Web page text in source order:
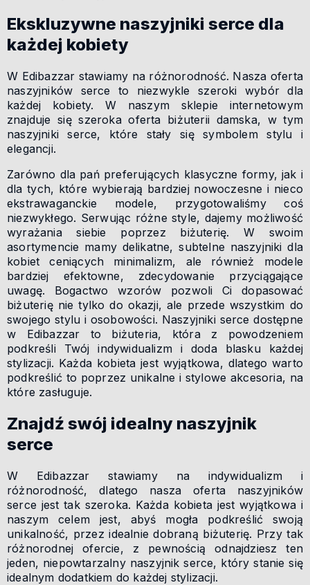
Ekskluzywne naszyjniki serce dla
każdej kobiety
W Edibazzar stawiamy na różnorodność. Nasza oferta
naszyjników serce to niezwykle szeroki wybór dla
każdej kobiety. W naszym sklepie internetowym
znajduje się szeroka oferta biżuterii damska, w tym
naszyjniki serce, które stały się symbolem stylu i
elegancji.
Zarówno dla pań preferujących klasyczne formy, jak i
dla tych, które wybierają bardziej nowoczesne i nieco
ekstrawaganckie modele, przygotowaliśmy coś
niezwykłego. Serwując różne style, dajemy możliwość
wyrażania siebie poprzez biżuterię. W swoim
asortymencie mamy delikatne, subtelne naszyjniki dla
kobiet ceniących minimalizm, ale również modele
bardziej efektowne, zdecydowanie przyciągające
uwagę. Bogactwo wzorów pozwoli Ci dopasować
biżuterię nie tylko do okazji, ale przede wszystkim do
swojego stylu i osobowości. Naszyjniki serce dostępne
w Edibazzar to biżuteria, która z powodzeniem
podkreśli Twój indywidualizm i doda blasku każdej
stylizacji. Każda kobieta jest wyjątkowa, dlatego warto
podkreślić to poprzez unikalne i stylowe akcesoria, na
które zasługuje.
Znajdź swój idealny naszyjnik
serce
W Edibazzar stawiamy na indywidualizm i
różnorodność, dlatego nasza oferta naszyjników
serce jest tak szeroka. Każda kobieta jest wyjątkowa i
naszym celem jest, abyś mogła podkreślić swoją
unikalność, przez idealnie dobraną biżuterię. Przy tak
różnorodnej ofercie, z pewnością odnajdziesz ten
jeden, niepowtarzalny naszyjnik serce, który stanie się
idealnym dodatkiem do każdej stylizacji.